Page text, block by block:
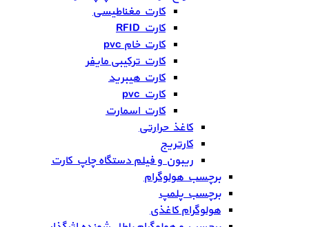
کارت مغناطیسی
کارت RFID
کارت خام pvc
کارت ترکیبی مایفر
کارت هیبرید
کارت pvc
کارت اسمارت
کاغذ حرارتی
کارتریج
ریبون و فیلم دستگاه چاپ کارت
برچسب هولوگرام
برچسب پلمپ
هولوگرام کاغذی